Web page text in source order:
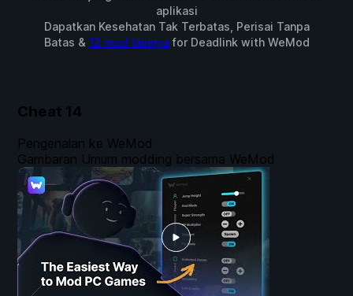
aplikasi
Dapatkan Kesehatan Tak Terbatas, Perisai Tanpa
Batas & 12 mod lainnyafor Deadlink with WeMod
Cheat 14
Pengenalan ke WeMod
Gambaran Umum modding bersama WeMod